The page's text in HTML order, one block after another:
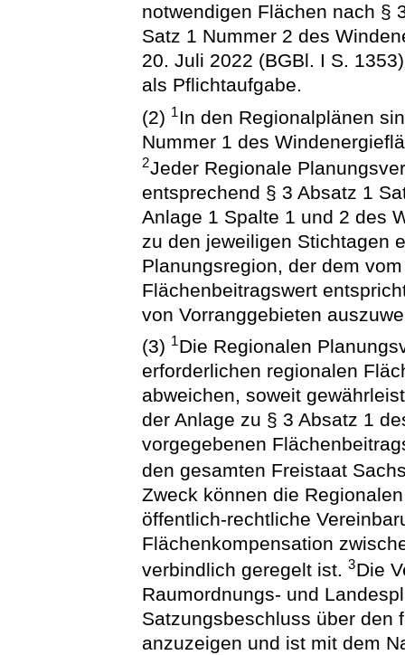
notwendigen Flächen nach §
Satz 1 Nummer 2 des
20. Juli 2022 (BGBl. I S.
als Pflichtaufgabe.
(2) 1 In den Regionalplänen
Nummer 1 des
2Jeder Regionale
entsprechend § 3 Absatz 1
Anlage 1 Spalte 1 und 2 des
zu den jeweiligen Stichtagen
Planungsregion, der dem
Flächenbeitragswert
von Vorranggebieten
(3) 1Die Regionalen
erforderlichen regionalen
abweichen, soweit
der Anlage zu § 3 Absatz 1
vorgegebenen
den gesamten Freistaat
Zweck können die
öffentlich-rechtliche
Flächenkompensation
verbindlich geregelt ist.3Die
Raumordnungs- und
Satzungsbeschluss über den
anzuzeigen und ist mit dem